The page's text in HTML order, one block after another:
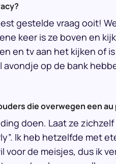
gestelde vraag ooit!
keer is ze boven en
en tv aan het kijken of
avondje op de bank
die overwegen een
doen. Laat ze
Ik heb hetzelfde met
de meisjes, dus ik